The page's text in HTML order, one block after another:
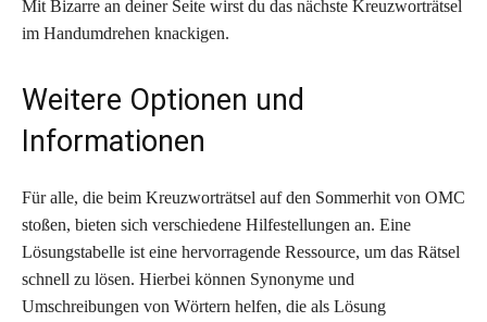
Mit Bizarre an deiner Seite wirst du das nächste Kreuzworträtsel
im Handumdrehen knackigen.
Weitere Optionen und
Informationen
Für alle, die beim Kreuzworträtsel auf den Sommerhit von OMC
stoßen, bieten sich verschiedene Hilfestellungen an. Eine
Lösungstabelle ist eine hervorragende Ressource, um das Rätsel
schnell zu lösen. Hierbei können Synonyme und
Umschreibungen von Wörtern helfen, die als Lösung